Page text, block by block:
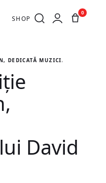
SHOP
0
DEDICATĂ MUZICIANULUI
David